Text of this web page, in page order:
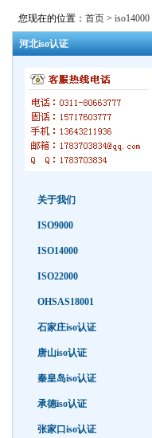
您现在的位置： 首页 > iso14000
河北iso认证
关于我们
ISO9000
ISO14000
ISO22000
OHSAS18001
石家庄iso认证
唐山iso认证
秦皇岛iso认证
承德iso认证
张家口iso认证